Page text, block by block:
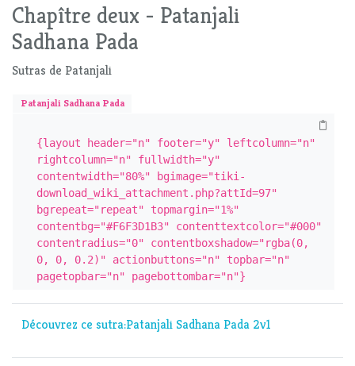
Chapître deux - Patanjali
Sadhana Pada
Sutras de Patanjali
Patanjali Sadhana Pada
{layout header="n" footer="y" leftcolumn="n"
rightcolumn="n" fullwidth="y"
contentwidth="80%" bgimage="tiki-
download_wiki_attachment.php?attId=97"
bgrepeat="repeat" topmargin="1%"
contentbg="#F6F3D1B3" contenttextcolor="#000"
contentradius="0" contentboxshadow="rgba(0,
0, 0, 0.2)" actionbuttons="n" topbar="n"
pagetopbar="n" pagebottombar="n"}
Découvrez ce sutra:Patanjali Sadhana Pada 2v1